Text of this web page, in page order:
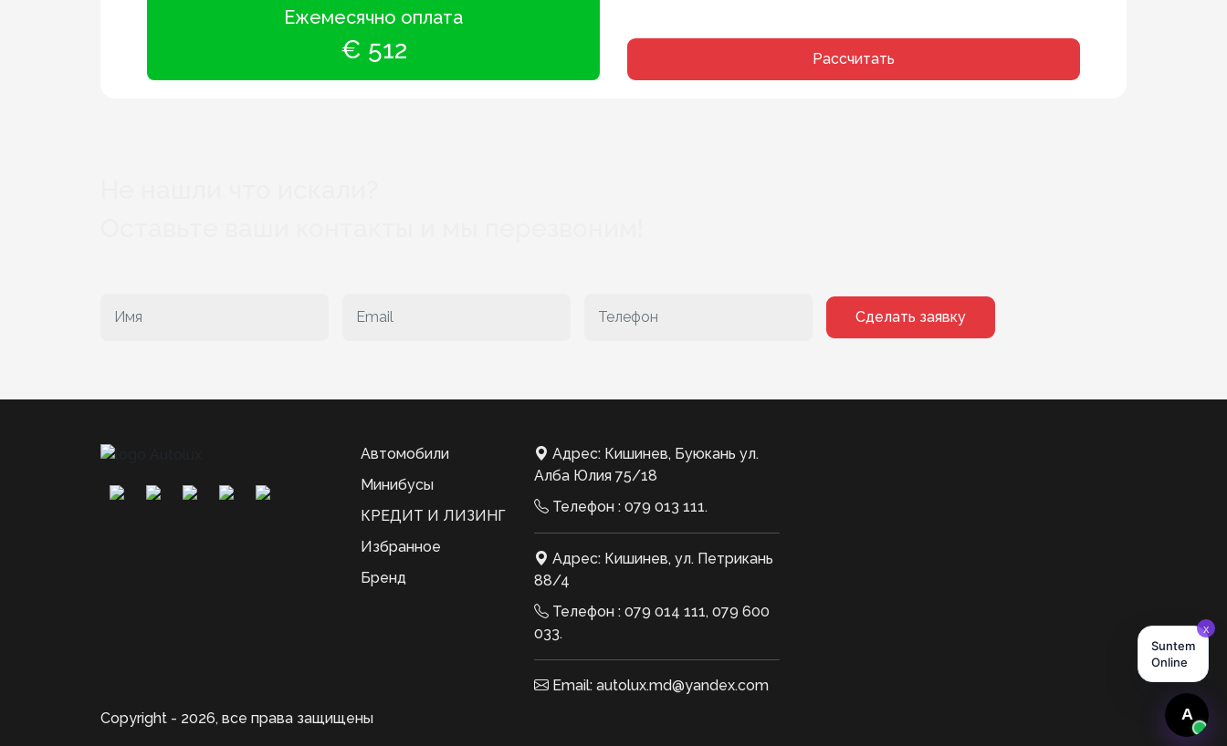
Ежемесячно оплата
€ 512 Рассчитать
Сделать заявку
Автомобили
Минибусы
КРЕДИТ И ЛИЗИНГ
Избранное
Бренд
Адрес: Кишинев, Буюкань ул.
Алба Юлия 75/18
Телефон : 079 013 111.
Адрес: Кишинев, ул. Петрикань
88/4
Телефон : 079 014 111, 079 600
033.
Email: autolux.md@yandex.com
Copyright - 2026, все права защищены